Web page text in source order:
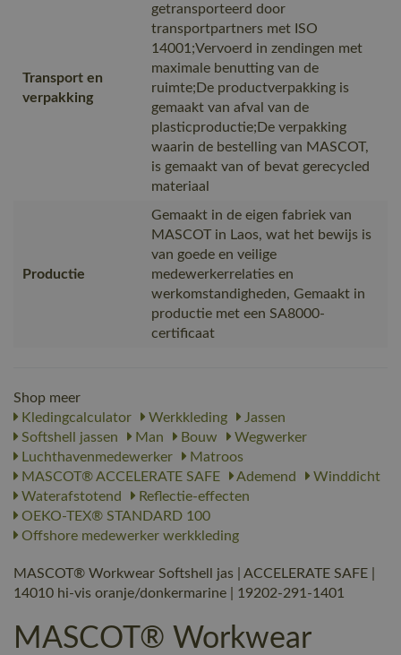
Transport en
verpakking
getransporteerd door
transportpartners met ISO
14001;Vervoerd in zendingen met
maximale benutting van de
ruimte;De productverpakking is
gemaakt van afval van de
plasticproductie;De verpakking
waarin de bestelling van MASCOT,
is gemaakt van of bevat gerecycled
materiaal
Productie
Gemaakt in de eigen fabriek van
MASCOT in Laos, wat het bewijs is
van goede en veilige
medewerkerrelaties en
werkomstandigheden, Gemaakt in
productie met een SA8000-
certificaat
Shop meer
Kledingcalculator
Werkkleding
Jassen
Softshell jassen
Man Bouw
Wegwerker
Luchthavenmedewerker
Matroos
MASCOT® ACCELERATE SAFE
Ademend
Winddicht
Waterafstotend
Reflectie-effecten
OEKO-TEX® STANDARD 100
Offshore medewerker werkkleding
MASCOT® Workwear Softshell jas | ACCELERATE SAFE |
14010 hi-vis oranje/donkermarine | 19202-291-1401
MASCOT® Workwear